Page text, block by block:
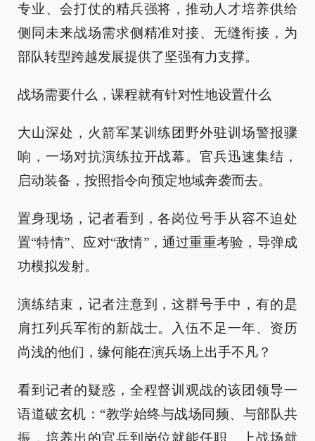
专业、会打仗的精兵强将，推动人才培养供给
侧同未来战场需求侧精准对接、无缝衔接，为
部队转型跨越发展提供了坚强有力支撑。
战场需要什么，课程就有针对性地设置什么
大山深处，火箭军某训练团野外驻训场警报骤
响，一场对抗演练拉开战幕。官兵迅速集结，
启动装备，按照指令向预定地域奔袭而去。
置身现场，记者看到，各岗位号手从容不迫处
置“特情”、应对“敌情”，通过重重考验，导弹成
功模拟发射。
演练结束，记者注意到，这群号手中，有的是
肩扛列兵军衔的新战士。入伍不足一年、资历
尚浅的他们，缘何能在演兵场上出手不凡？
看到记者的疑惑，全程督训观战的该团领导一
语道破玄机：“教学始终与战场同频、与部队共
振，培养出的官兵到岗位就能任职、上战场就